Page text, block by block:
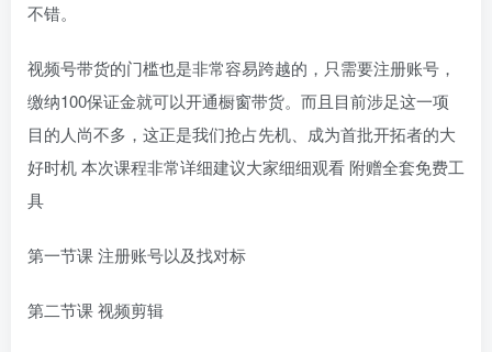
不错。
视频号带货的门槛也是非常容易跨越的，只需要注册账号，
缴纳100保证金就可以开通橱窗带货。而且目前涉足这一项
目的人尚不多，这正是我们抢占先机、成为首批开拓者的大
好时机 本次课程非常详细建议大家细细观看 附赠全套免费工
具
第一节课 注册账号以及找对标
第二节课 视频剪辑